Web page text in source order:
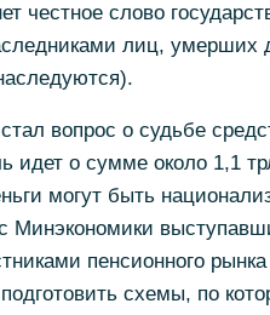
честное слово
лиц, умерших
вопрос о судьбе
идет о сумме около 1,1
могут быть
пенсионного
схемы, по